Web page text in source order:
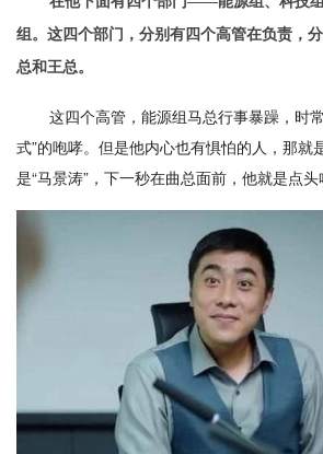
组。这四个部门，分别有四个高管在负责，
总和王总。
这四个高管，能源组马总行事暴躁，时
式”的咆哮。但是他内心也有惧怕的人，那就
是“马景涛”，下一秒在曲总面前，他就是点头